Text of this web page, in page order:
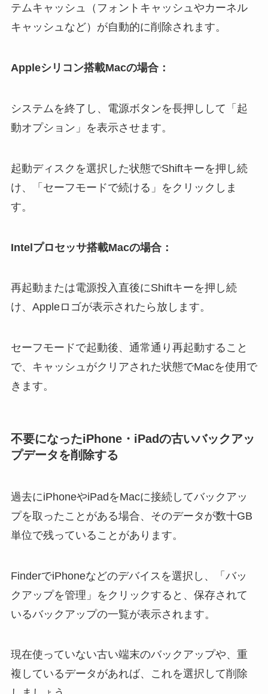
テムキャッシュ（フォントキャッシュやカーネル
キャッシュなど）が自動的に削除されます。
Appleシリコン搭載Macの場合：
システムを終了し、電源ボタンを長押しして「起
動オプション」を表示させます。
起動ディスクを選択した状態でShiftキーを押し続
け、「セーフモードで続ける」をクリックしま
す。
Intelプロセッサ搭載Macの場合：
再起動または電源投入直後にShiftキーを押し続
け、Appleロゴが表示されたら放します。
セーフモードで起動後、通常通り再起動すること
で、キャッシュがクリアされた状態でMacを使用で
きます。
不要になったiPhone・iPadの古いバックアッ
プデータを削除する
過去にiPhoneやiPadをMacに接続してバックアッ
プを取ったことがある場合、そのデータが数十GB
単位で残っていることがあります。
FinderでiPhoneなどのデバイスを選択し、「バッ
クアップを管理」をクリックすると、保存されて
いるバックアップの一覧が表示されます。
現在使っていない古い端末のバックアップや、重
複しているデータがあれば、これを選択して削除